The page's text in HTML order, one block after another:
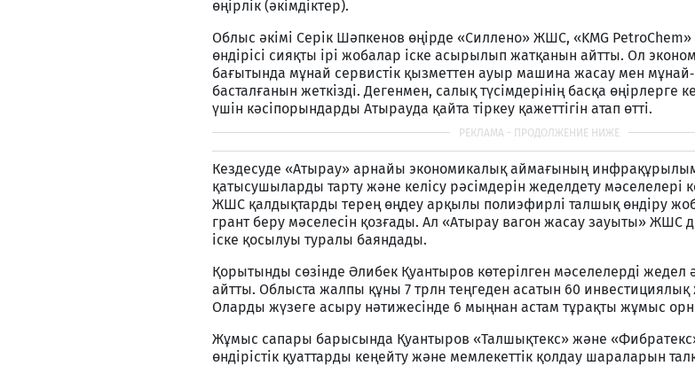
өңірлік (әкімдіктер).
Облыс әкімі Серік Шәпкенов өңірде «Силлено» ЖШС, «KMG
өндірісі сияқты ірі жобалар іске асырылып жатқанын айтты. Ол
бағытында мұнай сервистік қызметтен ауыр машина жасау мен
басталғанын жеткізді. Дегенмен, салық түсімдерінің басқа өңірлерге
үшін кәсіпорындарды Атырауда қайта тіркеу қажеттігін атап өтті.
Кездесуде «Атырау» арнайы экономикалық аймағының
қатысушыларды тарту және келісу рәсімдерін жеделдету мәселелері
ЖШС қалдықтарды терең өңдеу арқылы полиэфирлі талшық өндіру
грант беру мәселесін қозғады. Ал «Атырау вагон жасау зауыты» ЖШС
іске қосылуы туралы баяндады.
Қорытынды сөзінде Әлибек Қуантыров көтерілген мәселелерді жедел
айтты. Облыста жалпы құны 7 трлн теңгеден асатын 60
Оларды жүзеге асыру нәтижесінде 6 мыңнан астам тұрақты жұмыс
Жұмыс сапары барысында Қуантыров «Талшықтекс» және
өндірістік қуаттарды кеңейту және мемлекеттік қолдау шараларын